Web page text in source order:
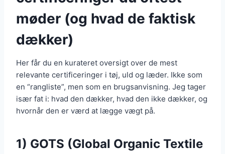
møder (og hvad de faktisk
dækker)
Her får du en kurateret oversigt over de mest
relevante certificeringer i tøj, uld og læder. Ikke som
en “rangliste”, men som en brugsanvisning. Jeg tager
især fat i: hvad den dækker, hvad den ikke dækker, og
hvornår den er værd at lægge vægt på.
1) GOTS (Global Organic Textile